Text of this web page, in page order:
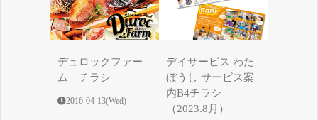
デュロックファー
ム チラシ
2016-04-13(Wed)
デイサービス わた
ぼうし サービス案
内B4チラシ
（2023.8月）